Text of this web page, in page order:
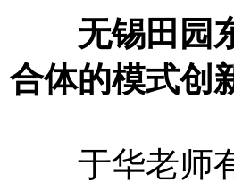
无锡田园东
合体的模式创
于华老师有